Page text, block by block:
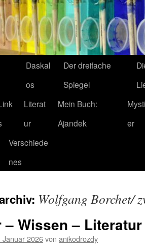
Daskal
os
Der dreifache
Spiegel
Literat
ur
Mein Buch:
Ajandek
er
Verschiede
nes
Wolfgang Borchet/
– Wissen – Literatur
Januar 2026von anikodrozdy